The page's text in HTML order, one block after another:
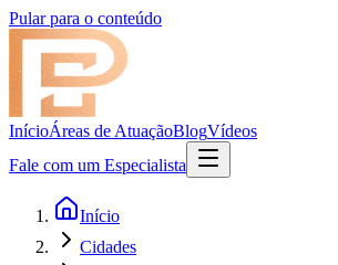
Pular para o conteúdo
InícioÁreas de AtuaçãoBlogVídeos
Fale com um Especialista
Início
Cidades